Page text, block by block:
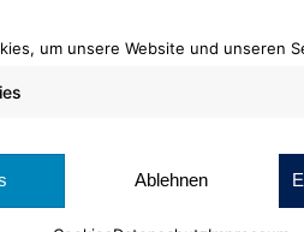
um unsere Website und unseren
Ablehnen
Lagos